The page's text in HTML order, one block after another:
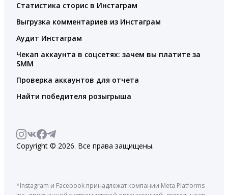
Статистика сторис в Инстаграм
Выгрузка комментариев из Инстаграм
Аудит Инстаграм
Чекап аккаунта в соцсетях: зачем вы платите за
SMM
Проверка аккаунтов для отчета
Найти победителя розыгрыша
Copyright © 2026. Все права защищены.
*Instagram и Facebook принадлежат компании Meta Platforms